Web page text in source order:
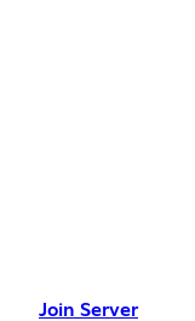
Join Server